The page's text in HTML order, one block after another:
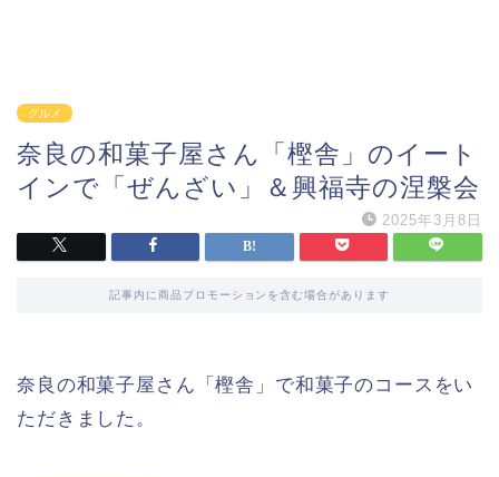
グルメ
奈良の和菓子屋さん「樫舎」のイート
インで「ぜんざい」＆興福寺の涅槃会
2025年3月8日
記事内に商品プロモーションを含む場合があります
奈良の和菓子屋さん「樫舎」で和菓子のコースをい
ただきました。